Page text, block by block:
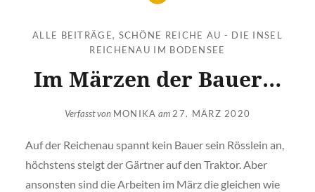
ALLE BEITRÄGE, SCHÖNE REICHE AU - DIE INSEL
REICHENAU IM BODENSEE
Im Märzen der Bauer…
Verfasst von MONIKA am 27. MÄRZ 2020
Auf der Reichenau spannt kein Bauer sein Rösslein an,
höchstens steigt der Gärtner auf den Traktor. Aber
ansonsten sind die Arbeiten im März die gleichen wie